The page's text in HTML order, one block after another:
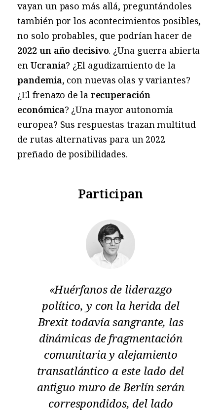
vayan un paso más allá, preguntándoles
también por los acontecimientos posibles,
no solo probables, que podrían hacer de
2022 un año decisivo. ¿Una guerra abierta
enUcrania? ¿El agudizamiento de la
pandemia, con nuevas olas y variantes?
¿El frenazo de la recuperación
económica? ¿Una mayor autonomía
europea? Sus respuestas trazan multitud
de rutas alternativas para un 2022
preñado de posibilidades.
Participan
«Huérfanos de liderazgo
político, y con la herida del
Brexit todavía sangrante, las
dinámicas de fragmentación
comunitaria y alejamiento
transatlántico a este lado del
antiguo muro de Berlín serán
correspondidos, del lado